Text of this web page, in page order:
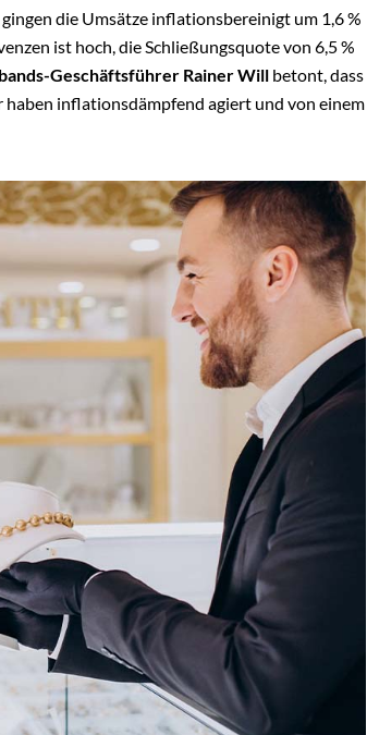
die Umsätze inflationsbereinigt um 1,6 %
ist hoch, die Schließungsquote von 6,5 %
Geschäftsführer Rainer Will betont, dass
inflationsdämpfend agiert und von einem